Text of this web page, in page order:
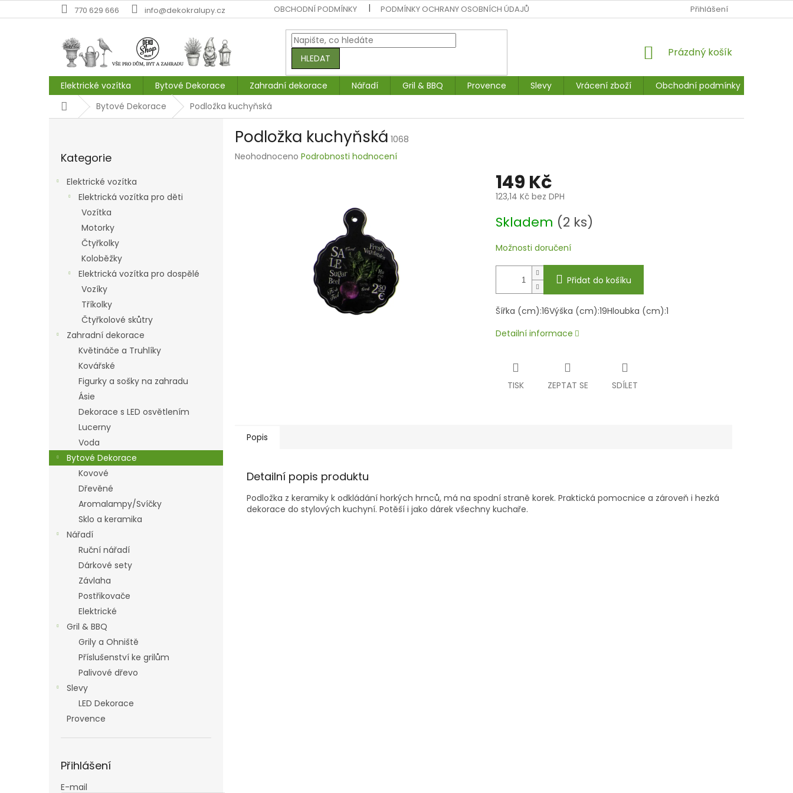
na
770 629 666 info@dekokralupy.cz OBCHODNÍ PODMÍNKY PODMÍNKY OCHRANY OSOBNÍCH ÚDAJŮ MOJE OBJEDNÁVKA
Přihlášení
HLEDAT
NÁKUPNÍ
Prázdný košík
Elektrické vozítka Bytové Dekorace Zahradní dekorace Nářadí Gril & BBQ Provence Slevy Vrácení zboží Obchodní podmínky
DomůBytové Dekorace Podložka kuchyňská
kategorie
Kategorie
Elektrické vozítka
Elektrická vozítka pro děti
Vozítka
Motorky
Čtyřkolky
Koloběžky
Elektrická vozítka pro dospělé
Vozíky
Tříkolky
Čtyřkolové skůtry
Zahradní dekorace
Květináče a Truhlíky
Kovářské
Figurky a sošky na zahradu
Ásie
Dekorace s LED osvětlením
Lucerny
Voda
Bytové Dekorace
Kovové
Dřevěné
Aromalampy/Svíčky
Sklo a keramika
Nářadí
Ruční nářadí
Dárkové sety
Závlaha
Postřikovače
Elektrické
Gril & BBQ
Grily a Ohniště
Příslušenství ke grilům
Palivové dřevo
Slevy
LED Dekorace
Provence
Přihlášení
E-mail
Podložka kuchyňská 1068
Průměrné
Neohodnoceno Podrobnosti hodnocení
149 Kč
123,14 Kč bez DPH
cena:
Skladem (2 ks)
Možnosti doručení
Přidat do košíku
Šířka (cm):16Výška (cm):19Hloubka (cm):1
Detailní informace
TISK ZEPTAT SE SDÍLET
Popis
Detailní popis produktu
Podložka z keramiky k odkládání horkých hrnců, má na spodní straně korek. Praktická pomocnice a zároveň i hezká
dekorace do stylových kuchyní. Potěší i jako dárek všechny kuchaře.